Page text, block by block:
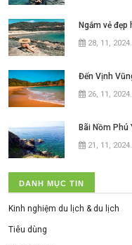
28, 11, 2024.
26, 11, 2024.
21, 11, 2024.
DANH MỤC TIN
Kinh nghiệm du lịch & du lịch
Tiêu dùng